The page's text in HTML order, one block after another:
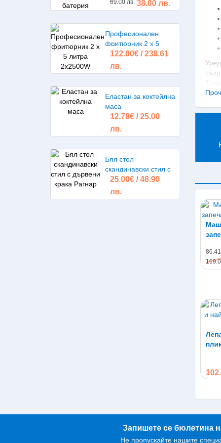
69.00 лв. 38.00 лв.
Професионален
фритюрник 2 х 5
литра 2х2500W
122.00€ / 238.61
лв.
Еластан за коктейлна
маса
12.78€ / 25.00
лв.
Бял стол
скандинавски стил с
дървени крака Рагнар
25.00€ / 48.90
лв.
С
В
Запишете се бюлетина
Не пропускайте нашите